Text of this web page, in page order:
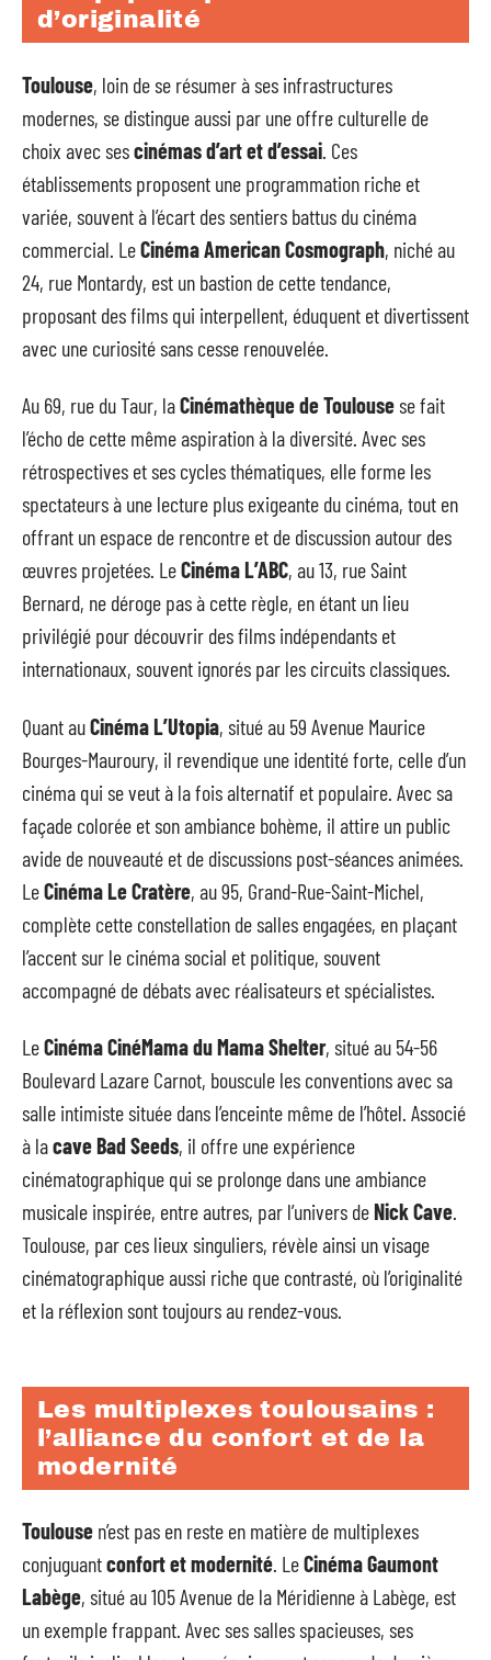
d’originalité
Toulouse, loin de se résumer à ses infrastructures
modernes, se distingue aussi par une offre culturelle de
choix avec sescinémas d’art et d’essai . Ces
établissements proposent une programmation riche et
variée, souvent à l’écart des sentiers battus du cinéma
commercial. LeCinéma American Cosmograph, niché au
24, rue Montardy, est un bastion de cette tendance,
proposant des films qui interpellent, éduquent et divertissent
avec une curiosité sans cesse renouvelée.
Au 69, rue du Taur, laCinémathèque de Toulousese fait
l’écho de cette même aspiration à la diversité. Avec ses
rétrospectives et ses cycles thématiques, elle forme les
spectateurs à une lecture plus exigeante du cinéma, tout en
offrant un espace de rencontre et de discussion autour des
œuvres projetées. LeCinéma L’ABC, au 13, rue Saint
Bernard, ne déroge pas à cette règle, en étant un lieu
privilégié pour découvrir des films indépendants et
internationaux, souvent ignorés par les circuits classiques.
Quant auCinéma L’Utopia, situé au 59 Avenue Maurice
Bourges-Mauroury, il revendique une identité forte, celle d’un
cinéma qui se veut à la fois alternatif et populaire. Avec sa
façade colorée et son ambiance bohème, il attire un public
avide de nouveauté et de discussions post-séances animées.
LeCinéma Le Cratère, au 95, Grand-Rue-Saint-Michel,
complète cette constellation de salles engagées, en plaçant
l’accent sur le cinéma social et politique, souvent
accompagné de débats avec réalisateurs et spécialistes.
LeCinéma CinéMama du Mama Shelter, situé au 54-56
Boulevard Lazare Carnot, bouscule les conventions avec sa
salle intimiste située dans l’enceinte même de l’hôtel. Associé
à lacave Bad Seeds, il offre une expérience
cinématographique qui se prolonge dans une ambiance
musicale inspirée, entre autres, par l’univers deNick Cave.
Toulouse, par ces lieux singuliers, révèle ainsi un visage
cinématographique aussi riche que contrasté, où l’originalité
et la réflexion sont toujours au rendez-vous.
Les multiplexes toulousains :
l’alliance du confort et de la
modernité
Toulouse n’est pas en reste en matière de multiplexes
conjuguantconfort et modernité. LeCinéma Gaumont
Labège, situé au 105 Avenue de la Méridienne à Labège, est
un exemple frappant. Avec ses salles spacieuses, ses